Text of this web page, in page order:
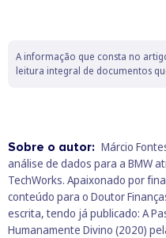
A informação que consta no
leitura integral de documentos
Sobre o autor: Márcio
análise de dados para a BMW
TechWorks. Apaixonado por
conteúdo para o Doutor
escrita, tendo já publicado: A
Humanamente Divino (2020)